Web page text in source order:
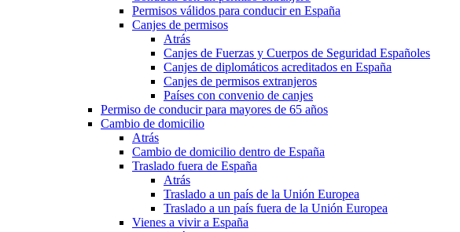
Permisos válidos para conducir en España
Canjes de permisos
Atrás
Canjes de Fuerzas y Cuerpos de Seguridad Españoles
Canjes de diplomáticos acreditados en España
Canjes de permisos extranjeros
Países con convenio de canjes
Permiso de conducir para mayores de 65 años
Cambio de domicilio
Atrás
Cambio de domicilio dentro de España
Traslado fuera de España
Atrás
Traslado a un país de la Unión Europea
Traslado a un país fuera de la Unión Europea
Vienes a vivir a España